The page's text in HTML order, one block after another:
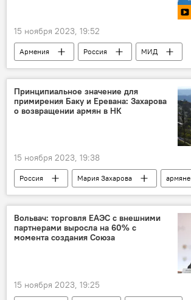
15 ноября 2023, 19:52
Армения Россия
МИД
Видео
Принципиальное значение для
примирения Баку и Еревана: Захарова
о возвращении армян в НК
15 ноября 2023, 19:38
Россия Мария Захарова
армяне
Нагорный Карабах
Вольвач: торговля ЕАЭС с внешними
партнерами выросла на 60% с
момента создания Союза
15 ноября 2023, 19:25